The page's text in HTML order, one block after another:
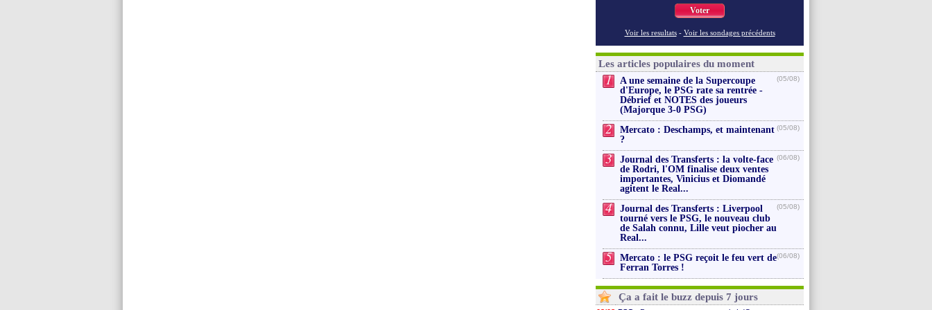
Voter
Voir les resultats - Voir les sondages précédents
Les articles populaires du moment
1
A une semaine de la Supercoupe
d'Europe, le PSG rate sa rentrée -
Débrief et NOTES des joueurs
(Majorque 3-0 PSG)
(05/08)
2
Mercato : Deschamps, et maintenant
?
(05/08)
3
Journal des Transferts : la volte-face
de Rodri, l'OM finalise deux ventes
importantes, Vinicius et Diomandé
agitent le Real...
(06/08)
4
Journal des Transferts : Liverpool
tourné vers le PSG, le nouveau club
de Salah connu, Lille veut piocher au
Real...
(05/08)
5
Mercato : le PSG reçoit le feu vert de
Ferran Torres !
(06/08)
Ça a fait le buzz depuis 7 jours